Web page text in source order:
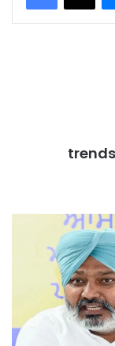
Empowered
Panchayats,
Government
जारी